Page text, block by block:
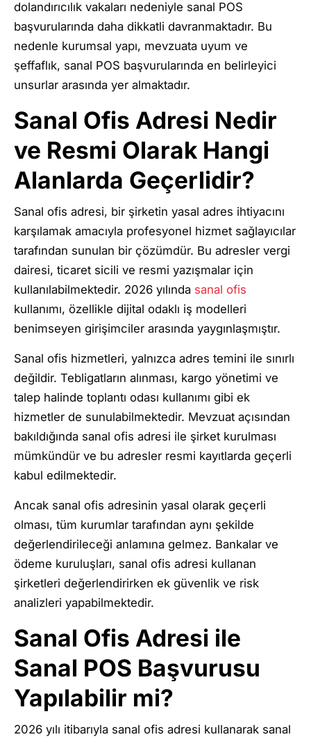
dolandırıcılık vakaları nedeniyle sanal POS
başvurularında daha dikkatli davranmaktadır. Bu
nedenle kurumsal yapı, mevzuata uyum ve
şeffaflık, sanal POS başvurularında en belirleyici
unsurlar arasında yer almaktadır.
Sanal Ofis Adresi Nedir
ve Resmi Olarak Hangi
Alanlarda Geçerlidir?
Sanal ofis adresi, bir şirketin yasal adres ihtiyacını
karşılamak amacıyla profesyonel hizmet sağlayıcılar
tarafından sunulan bir çözümdür. Bu adresler vergi
dairesi, ticaret sicili ve resmi yazışmalar için
kullanılabilmektedir. 2026 yılında sanal ofis
kullanımı, özellikle dijital odaklı iş modelleri
benimseyen girişimciler arasında yaygınlaşmıştır.
Sanal ofis hizmetleri, yalnızca adres temini ile sınırlı
değildir. Tebligatların alınması, kargo yönetimi ve
talep halinde toplantı odası kullanımı gibi ek
hizmetler de sunulabilmektedir. Mevzuat açısından
bakıldığında sanal ofis adresi ile şirket kurulması
mümkündür ve bu adresler resmi kayıtlarda geçerli
kabul edilmektedir.
Ancak sanal ofis adresinin yasal olarak geçerli
olması, tüm kurumlar tarafından aynı şekilde
değerlendirileceği anlamına gelmez. Bankalar ve
ödeme kuruluşları, sanal ofis adresi kullanan
şirketleri değerlendirirken ek güvenlik ve risk
analizleri yapabilmektedir.
Sanal Ofis Adresi ile
Sanal POS Başvurusu
Yapılabilir mi?
2026 yılı itibarıyla sanal ofis adresi kullanarak sanal